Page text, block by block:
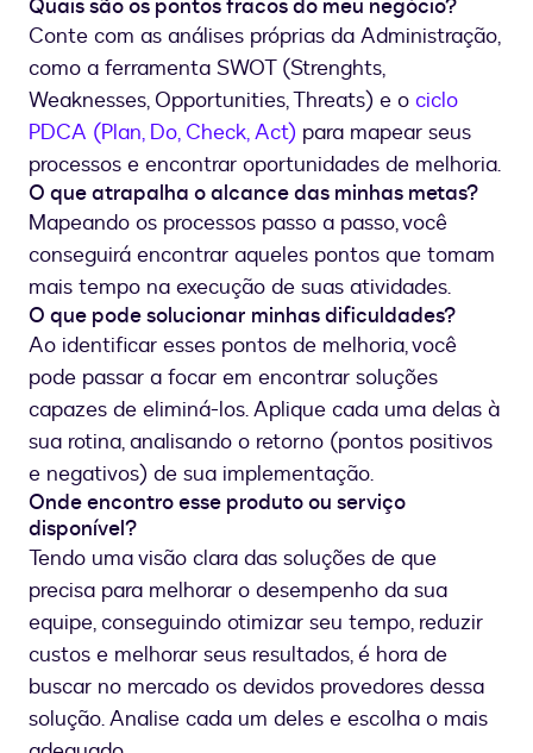
Quais são os pontos fracos do meu negócio?
Conte com as análises próprias da Administração,
como a ferramenta SWOT (Strenghts,
Weaknesses, Opportunities, Threats) e o ciclo
PDCA (Plan, Do, Check, Act) para mapear seus
processos e encontrar oportunidades de melhoria.
O que atrapalha o alcance das minhas metas?
Mapeando os processos passo a passo, você
conseguirá encontrar aqueles pontos que tomam
mais tempo na execução de suas atividades.
O que pode solucionar minhas dificuldades?
Ao identificar esses pontos de melhoria, você
pode passar a focar em encontrar soluções
capazes de eliminá-los. Aplique cada uma delas à
sua rotina, analisando o retorno (pontos positivos
e negativos) de sua implementação.
Onde encontro esse produto ou serviço
disponível?
Tendo uma visão clara das soluções de que
precisa para melhorar o desempenho da sua
equipe, conseguindo otimizar seu tempo, reduzir
custos e melhorar seus resultados, é hora de
buscar no mercado os devidos provedores dessa
solução. Analise cada um deles e escolha o mais